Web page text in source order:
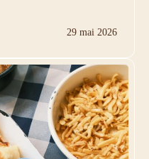
29 mai 2026